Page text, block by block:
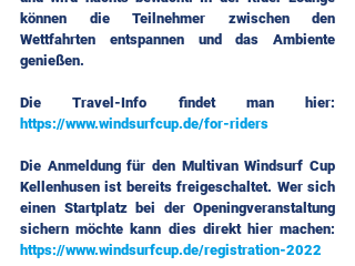
können die Teilnehmer zwischen den
Wettfahrten entspannen und das Ambiente
genießen.
https://www.windsurfcup.de/for-riders
Die Anmeldung für den Multivan Windsurf Cup
Kellenhusen ist bereits freigeschaltet. Wer sich
einen Startplatz bei der Openingveranstaltung
https://www.windsurfcup.de/registration-2022